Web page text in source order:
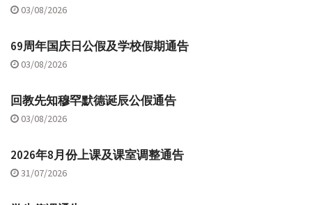
03/08/2026
69周年国庆日公假及学校假期通告
03/08/2026
回教先知穆罕默德诞辰公假通告
03/08/2026
2026年8月份上课及课室调整通告
31/07/2026